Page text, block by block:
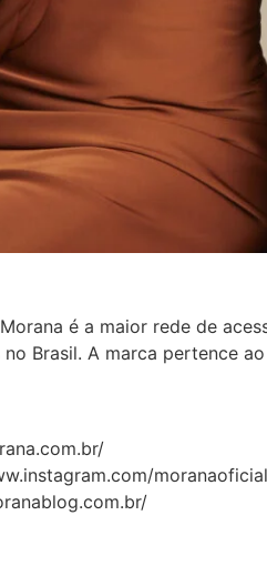
é a maior rede de
Brasil. A marca pertence